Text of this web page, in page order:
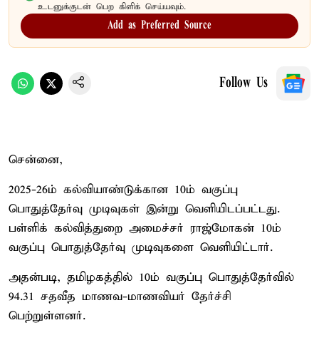
உடனுக்குடன் பெற கிளிக் செய்யவும்.
Add as Preferred Source
Follow Us
சென்னை,
2025-26ம் கல்வியாண்டுக்கான 10ம் வகுப்பு
பொதுத்தேர்வு முடிவுகள் இன்று வெளியிடப்பட்டது.
பள்ளிக் கல்வித்துறை அமைச்சர் ராஜ்மோகன் 10ம்
வகுப்பு பொதுத்தேர்வு முடிவுகளை வெளியிட்டார்.
அதன்படி, தமிழகத்தில் 10ம் வகுப்பு பொதுத்தேர்வில்
94.31 சதவீத மாணவ-மாணவியர் தேர்ச்சி
பெற்றுள்ளனர்.